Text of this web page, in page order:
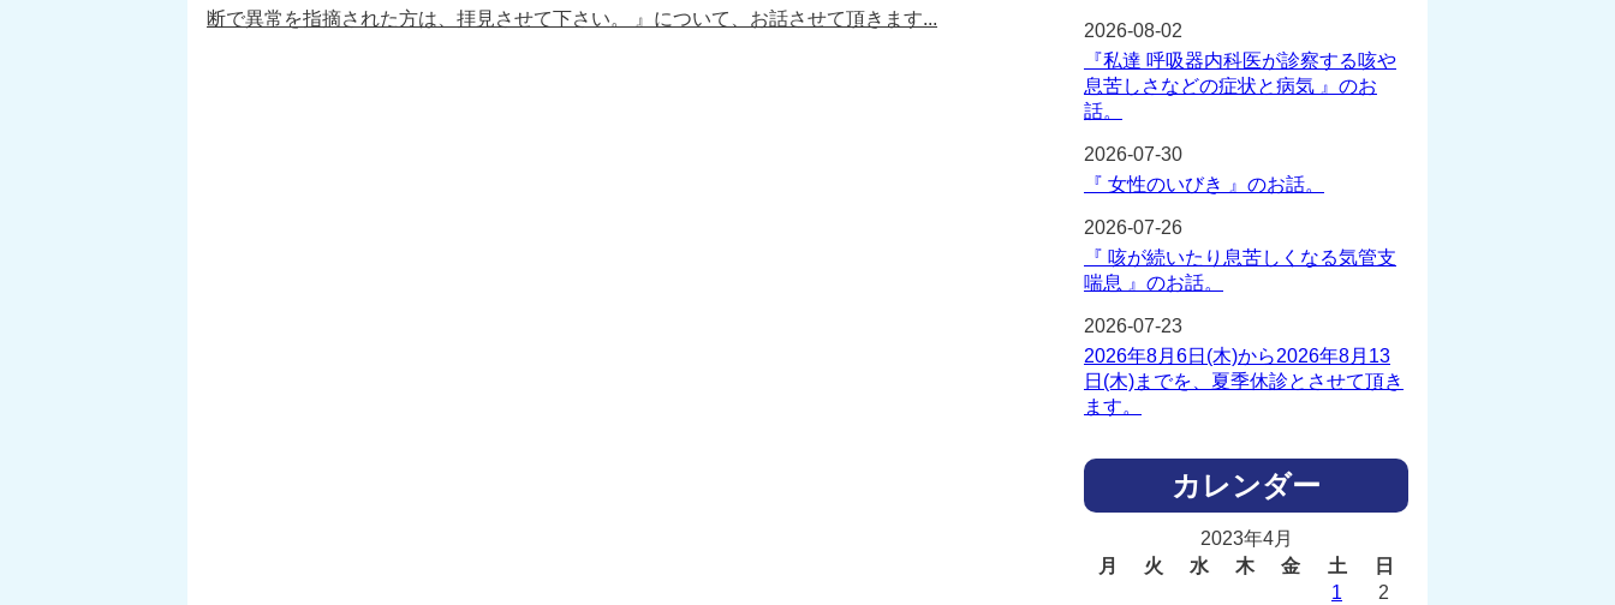
断で異常を指摘された方は、拝見させて下さい。 』について、お話させて頂きます...
『私達 呼吸器内科医が診察する咳や
息苦しさなどの症状と病気 』のお
話。
2026-08-02
『 女性のいびき 』のお話。
2026-07-30
『 咳が続いたり息苦しくなる気管支
喘息 』のお話。
2026-07-26
2026年8月6日(木)から2026年8月13
日(木)までを、夏季休診とさせて頂き
ます。
2026-07-23
カレンダー
2023年4月
月
火 水 木 金 土
日
1
2